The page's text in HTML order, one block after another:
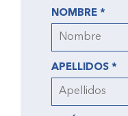
NOMBRE *
APELLIDOS *